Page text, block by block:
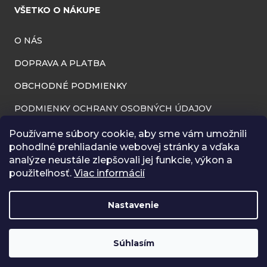
Používame súbory cookie, aby sme vám umožnili
pohodlné prehliadanie webovej stránky a vďaka
analýze neustále zlepšovali jej funkcie, výkon a
použiteľnosť. Viac informácií
Nastavenie
Súhlasím
VŠETKO O NÁKUPE
O NÁS
DOPRAVA A PLATBA
OBCHODNÉ PODMIENKY
PODMIENKY OCHRANY OSOBNÝCH ÚDAJOV
INFORMÁCIE O PREVÁDZKOVATEĽOVI
REKLAMAČNÝ PORIADOK
ODSTÚPENIE OD ZMLUVY (VRÁTENIE TOVARU)
RÔZNA GALÉRIA
Vytvoril Shoptet